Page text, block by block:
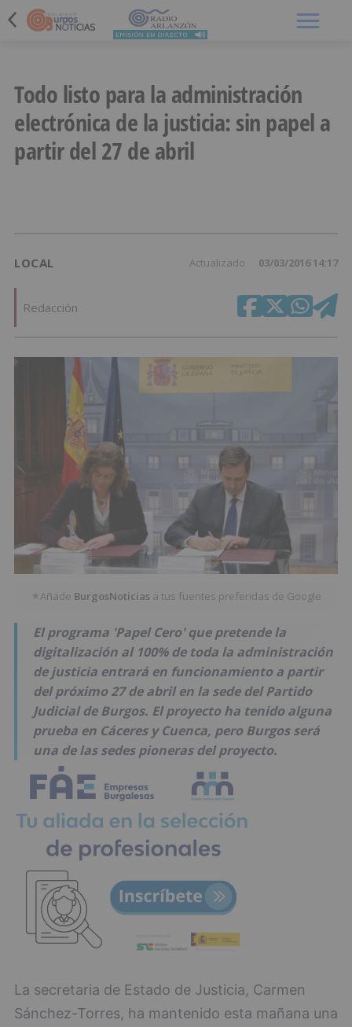
Todo listo para la administración
electrónica de la justicia: sin papel a
partir del 27 de abril
LOCAL Actualizado 03/03/2016 14:17
Redacción
★Añade BurgosNoticias a tus fuentes preferidas de Google
El programa 'Papel Cero' que pretende la
digitalización al 100% de toda la administración
de justicia entrará en funcionamiento a partir
del próximo 27 de abril en la sede del Partido
Judicial de Burgos. El proyecto ha tenido alguna
prueba en Cáceres y Cuenca, pero Burgos será
una de las sedes pioneras del proyecto.
La secretaria de Estado de Justicia, Carmen
Sánchez-Torres, ha mantenido esta mañana una